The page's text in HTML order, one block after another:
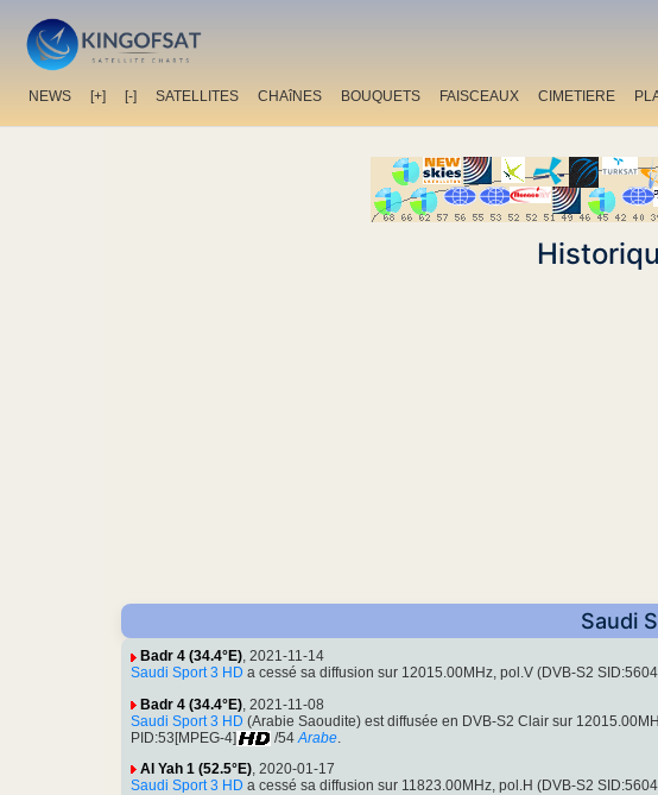
NEWS [+] [-] SATELLITES CHAîNES BOUQUETS FAISCEAUX CIMETIERE
Saudi
Badr 4 (34.4°E), 2021-11-14
Saudi Sport 3 HD a cessé sa diffusion sur 12015.00MHz, pol.V (DVB-S2
Badr 4 (34.4°E) , 2021-11-08
Saudi Sport 3 HD (Arabie Saoudite) est diffusée en DVB-S2 Clair sur
PID:53[MPEG-4]
/54 Arabe
Al Yah 1 (52.5°E), 2020-01-17
Saudi Sport 3 HD a cessé sa diffusion sur 11823.00MHz, pol.H (DVB-S2